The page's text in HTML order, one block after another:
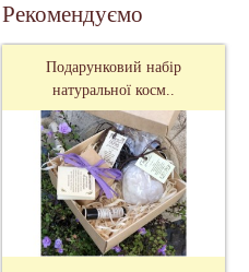
Рекомендуємо
Подарунковий набір
натуральної косм..